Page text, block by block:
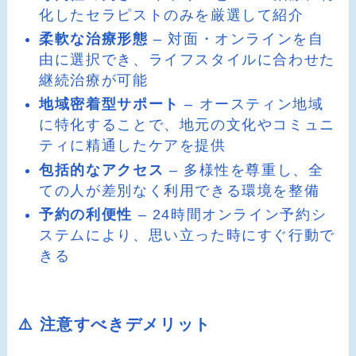
化したセラピストのみを厳選して紹介
柔軟な治療形態 – 対面・オンラインを自
由に選択でき、ライフスタイルに合わせた
継続治療が可能
地域密着型サポート – オースティン地域
に特化することで、地元の文化やコミュニ
ティに精通したケアを提供
包括的なアクセス – 多様性を尊重し、全
ての人が差別なく利用できる環境を整備
予約の利便性 – 24時間オンライン予約シ
ステムにより、思い立った時にすぐ行動で
きる
⚠️ 注意すべきデメリット